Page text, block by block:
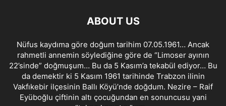
ABOUT US
Nüfus kaydıma göre doğum tarihim 07.05.1961… Ancak
rahmetli annemin söylediğine göre de “Limoser ayının
22’sinde” doğmuşum… Bu da 5 Kasım’a tekabül ediyor… Bu
da demektir ki 5 Kasım 1961 tarihinde Trabzon ilinin
Vakfıkebir ilçesinin Ballı Köyü’nde doğdum. Nezire – Raif
Eyüboğlu çiftinin altı çocuğundan en sonuncusu yani